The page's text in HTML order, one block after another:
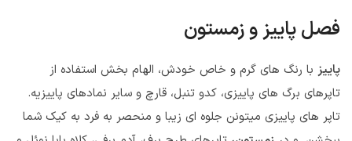
فصل پاییز و زمستون
پاییز با رنگ های گرم و خاص خودش، الهام بخش استفاده از
تاپرهای برگ های پاییزی، کدو تنبل، قارچ و سایر نمادهای پاییزیه.
تاپر های پاییزی میتونن جلوه ای زیبا و منحصر به فرد به کیک شما